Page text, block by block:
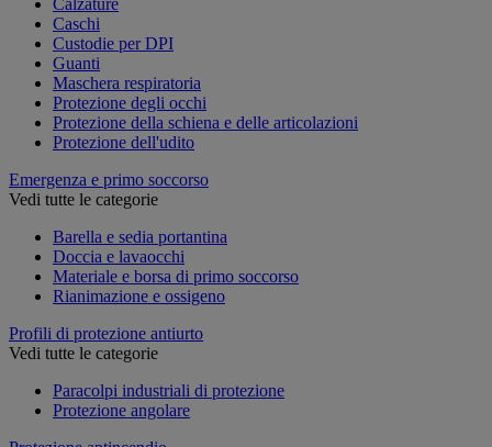
Caschi
Custodie per DPI
Guanti
Maschera respiratoria
Protezione degli occhi
Protezione della schiena e delle articolazioni
Protezione dell'udito
Emergenza e primo soccorso
Vedi tutte le categorie
Barella e sedia portantina
Doccia e lavaocchi
Materiale e borsa di primo soccorso
Rianimazione e ossigeno
Profili di protezione antiurto
Vedi tutte le categorie
Paracolpi industriali di protezione
Protezione angolare